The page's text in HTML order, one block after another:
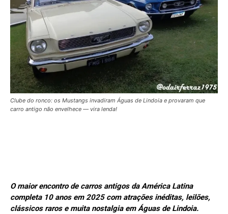
Clube do ronco: os Mustangs invadiram Águas de Lindoia e provaram que
carro antigo não envelhece — vira lenda!
O maior encontro de carros antigos da América Latina
completa 10 anos em 2025 com atrações inéditas, leilões,
clássicos raros e muita nostalgia em Águas de Lindoia.